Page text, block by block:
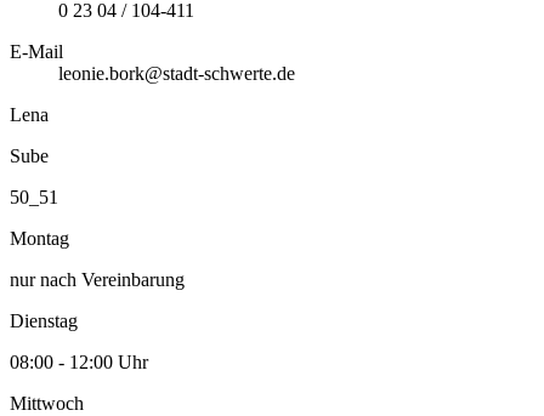
0 23 04 / 104-411
E-Mail
leonie.bork@stadt-schwerte.de
Lena
Sube
50_51
Montag
nur nach Vereinbarung
Dienstag
08:00 - 12:00 Uhr
Mittwoch